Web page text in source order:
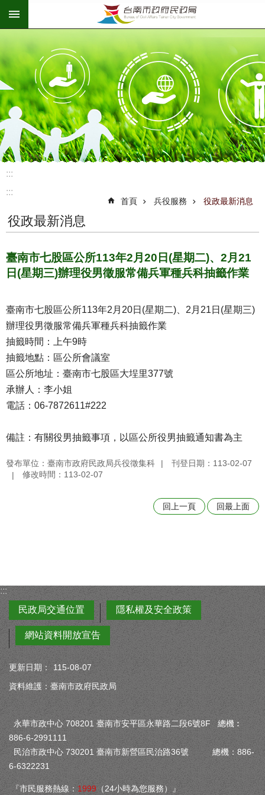
跳到主要內容區塊
:::
:::
首頁 兵役服務 役政最新消息
役政最新消息
臺南市七股區公所113年2月20日(星期二)、2月21
日(星期三)辦理役男徵服常備兵軍種兵科抽籤作業
臺南市七股區公所113年2月20日(星期二)、2月21日(星期三)
辦理役男徵服常備兵軍種兵科抽籤作業
抽籤時間：上午9時
抽籤地點：區公所會議室
區公所地址：臺南市七股區大埕里377號
承辦人：李小姐
電話：06-7872611#222
備註：有關役男抽籤事項，以區公所役男抽籤通知書為主
發布單位：臺南市政府民政局兵役徵集科
刊登日期：113-02-07
修改時間：113-02-07
回上一頁 回最上面
:::
民政局交通位置
隱私權及安全政策
網站資料開放宣告
更新日期：
115-08-07
資料維護：臺南市政府民政局
永華市政中心 708201 臺南市安平區永華路二段6號8F 總機︰
886-6-2991111
民治市政中心 730201 臺南市新營區民治路36號 總機：886-
6-6322231
『市民服務熱線： 1999 （24小時為您服務）』